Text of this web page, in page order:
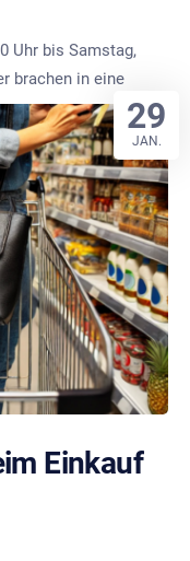
Uhr bis Samstag,
brachen in eine
Einkauf
29
JAN.